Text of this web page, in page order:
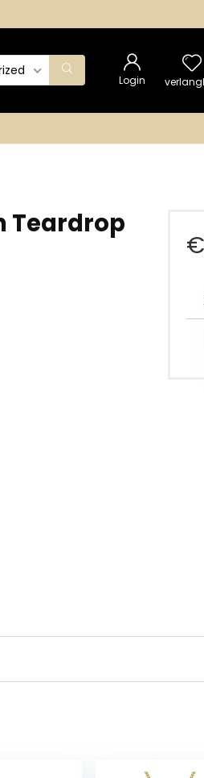
Login
Teardrop
€